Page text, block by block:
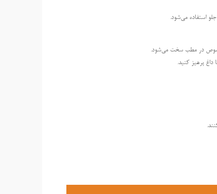
استفاده می‌شود.
مخصوص در مطب سخت می‌شود.